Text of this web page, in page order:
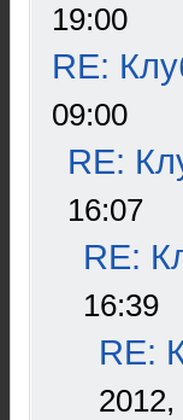
19:00
RE:
09:00
RE:
16:07
RE:
16:39
RE: